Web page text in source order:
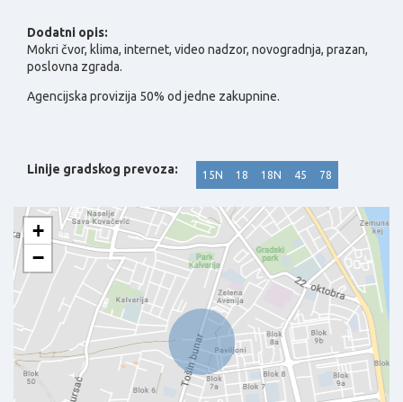
Dodatni opis:
Mokri čvor, klima, internet, video nadzor, novogradnja, prazan,
poslovna zgrada.
Agencijska provizija 50% od jedne zakupnine.
Linije gradskog prevoza: 15N 18 18N 45 78
+
−